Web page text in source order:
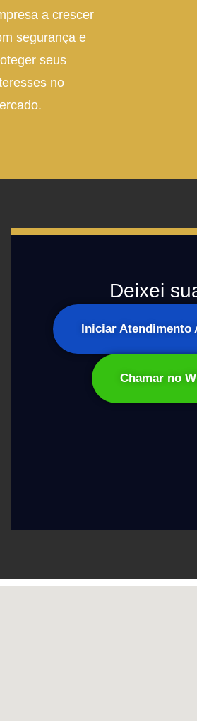
a crescer
segurança e
seus
no
Deixei
Iniciar Atendimento
Chamar no